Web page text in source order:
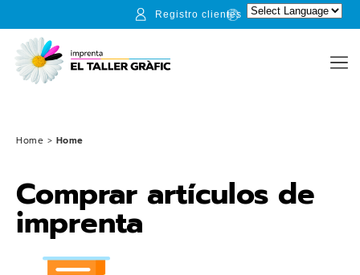
Registro clientes
Home > Home
Comprar artículos de
imprenta